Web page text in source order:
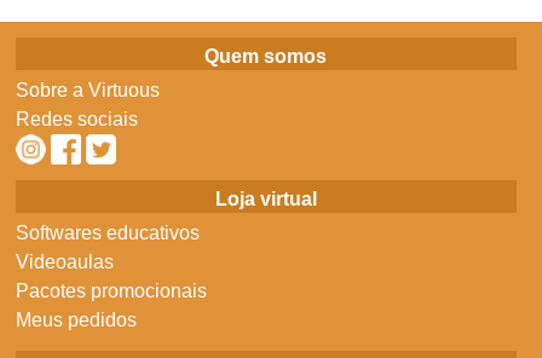
Quem somos
Sobre a Virtuous
Redes sociais
Loja virtual
Softwares educativos
Videoaulas
Pacotes promocionais
Meus pedidos